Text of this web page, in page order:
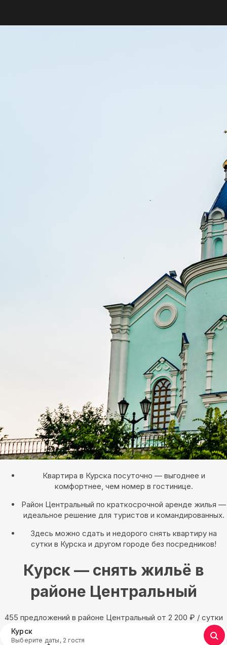
Квартира в Курска посуточно — выгоднее и
комфортнее, чем номер в гостинице.
Район Центральный по краткосрочной аренде жилья —
идеальное решение для туристов и командированных.
Здесь можно сдать и недорого снять квартиру на
сутки в Курска и другом городе без посредников!
Курск — снять жильё в
районе Центральный
455 предложений в районе Центральный oт 2 200 ₽ / сутки
Курск
Выберите даты, 2 гостя